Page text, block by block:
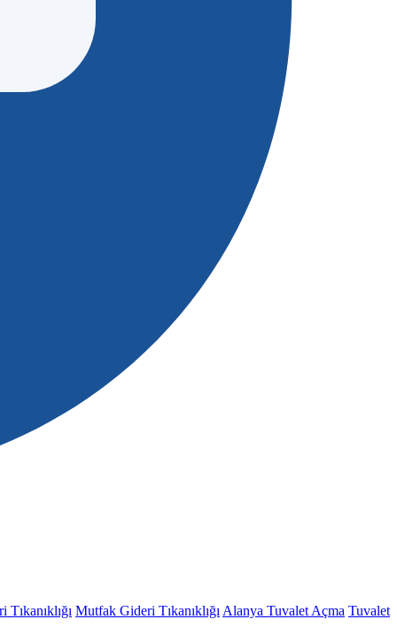
Mutfak Gideri Tıkanıklığı Alanya Tuvalet Açma Tuvalet